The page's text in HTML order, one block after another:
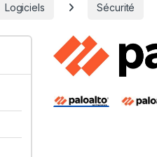
Logiciels Sécurité